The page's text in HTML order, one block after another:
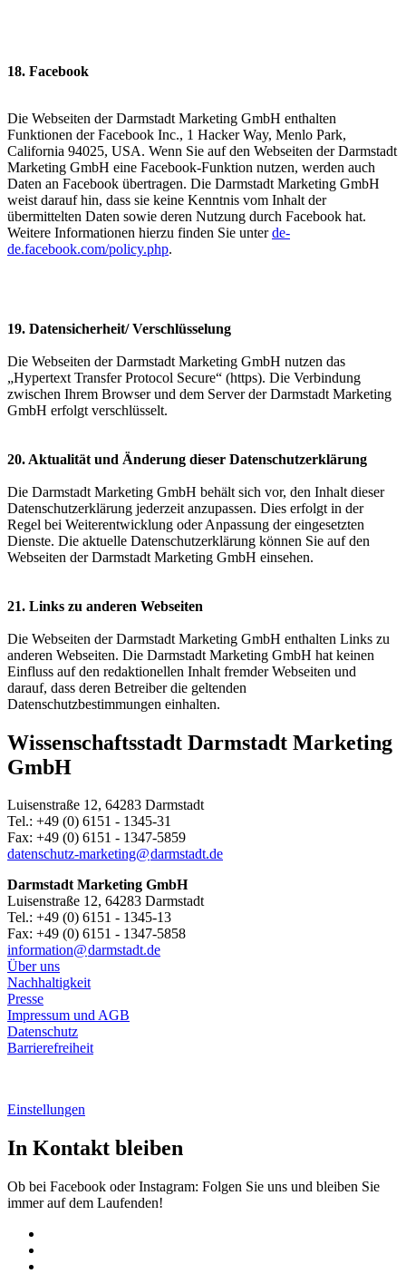
18. Facebook
Die Webseiten der Darmstadt Marketing GmbH enthalten
Funktionen der Facebook Inc., 1 Hacker Way, Menlo Park,
California 94025, USA. Wenn Sie auf den Webseiten der Darmstadt
Marketing GmbH eine Facebook-Funktion nutzen, werden auch
Daten an Facebook übertragen. Die Darmstadt Marketing GmbH
weist darauf hin, dass sie keine Kenntnis vom Inhalt der
übermittelten Daten sowie deren Nutzung durch Facebook hat.
Weitere Informationen hierzu finden Sie unterde-
de.facebook.com/policy.php.
19. Datensicherheit/ Verschlüsselung
Die Webseiten der Darmstadt Marketing GmbH nutzen das
„Hypertext Transfer Protocol Secure“ (https). Die Verbindung
zwischen Ihrem Browser und dem Server der Darmstadt Marketing
GmbH erfolgt verschlüsselt.
20. Aktualität und Änderung dieser Datenschutzerklärung
Die Darmstadt Marketing GmbH behält sich vor, den Inhalt dieser
Datenschutzerklärung jederzeit anzupassen. Dies erfolgt in der
Regel bei Weiterentwicklung oder Anpassung der eingesetzten
Dienste. Die aktuelle Datenschutzerklärung können Sie auf den
Webseiten der Darmstadt Marketing GmbH einsehen.
21. Links zu anderen Webseiten
Die Webseiten der Darmstadt Marketing GmbH enthalten Links zu
anderen Webseiten. Die Darmstadt Marketing GmbH hat keinen
Einfluss auf den redaktionellen Inhalt fremder Webseiten und
darauf, dass deren Betreiber die geltenden
Datenschutzbestimmungen einhalten.
Wissenschaftsstadt Darmstadt Marketing
GmbH
Luisenstraße 12, 64283 Darmstadt
Tel.: +49 (0) 6151 - 1345-31
Fax: +49 (0) 6151 - 1347-5859
datenschutz-marketing@darmstadt.de
Darmstadt Marketing GmbH
Luisenstraße 12, 64283 Darmstadt
Tel.: +49 (0) 6151 - 1345-13
Fax: +49 (0) 6151 - 1347-5858
information@darmstadt.de
Über uns
Nachhaltigkeit
Presse
Impressum und AGB
Datenschutz
Barrierefreiheit
Einstellungen
In Kontakt bleiben
Ob bei Facebook oder Instagram: Folgen Sie uns und bleiben Sie
immer auf dem Laufenden!